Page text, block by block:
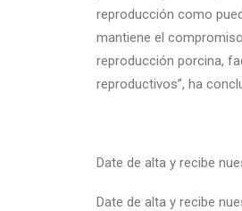
reproducción como
mantiene el
reproducción porcina,
reproductivos”, ha
Date de alta y recibe
Date de alta y recibe